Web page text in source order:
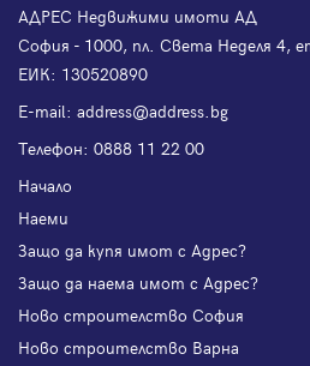
АДРЕС Недвижими имоти АД
София - 1000, пл. Света Неделя 4,
ЕИК: 130520890
Е-mail: address@address.bg
Телефон: 0888 11 22 00
Начало
Наеми
Защо да купя имот с Адрес?
Защо да наема имот с Адрес?
Ново строителство София
Ново строителство Варна